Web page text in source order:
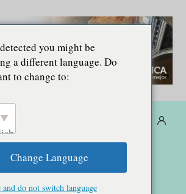
you might be
a different language. Do
to change to:
Change Language
and do not switch language